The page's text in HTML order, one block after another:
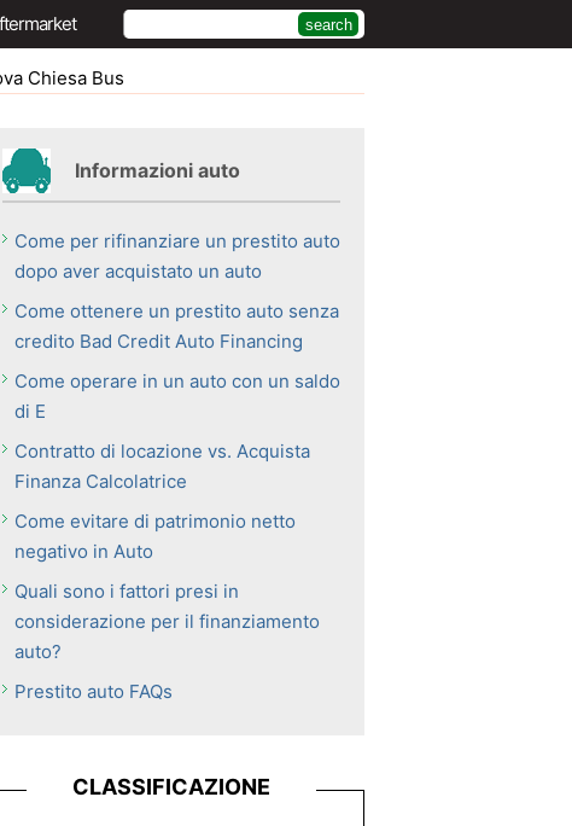
Chiesa Bus
Informazioni auto
Come per rifinanziare un prestito auto
dopo aver acquistato un auto
Come ottenere un prestito auto senza
credito Bad Credit Auto Financing
Come operare in un auto con un saldo
di E
Contratto di locazione vs. Acquista
Finanza Calcolatrice
Come evitare di patrimonio netto
negativo in Auto
Quali sono i fattori presi in
considerazione per il finanziamento
auto?
Prestito auto FAQs
CLASSIFICAZIONE